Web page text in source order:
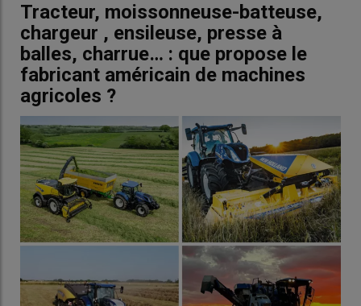
Tracteur, moissonneuse-batteuse,
chargeur , ensileuse, presse à
balles, charrue… : que propose le
fabricant américain de machines
agricoles ?